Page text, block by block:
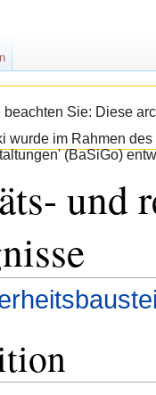
beachten Sie: Diese
wurde im Rahmen
(BaSiGo)
und